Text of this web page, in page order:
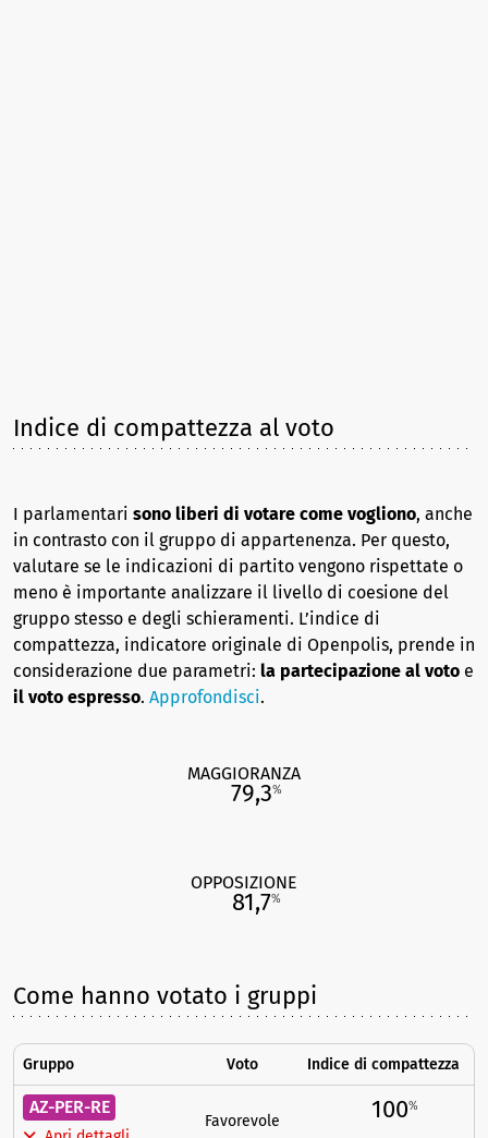
Indice di compattezza al voto
I parlamentari sono liberi di votare come vogliono, anche
in contrasto con il gruppo di appartenenza. Per questo,
valutare se le indicazioni di partito vengono rispettate o
meno è importante analizzare il livello di coesione del
gruppo stesso e degli schieramenti. L’indice di
compattezza, indicatore originale di Openpolis, prende in
considerazione due parametri: la partecipazione al voto e
il voto espresso. Approfondisci.
MAGGIORANZA
79,3%
OPPOSIZIONE
81,7%
Come hanno votato i gruppi
Gruppo Voto Indice di compattezza
AZ-PER-RE
Favorevole 100%